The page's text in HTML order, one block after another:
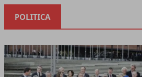
POLITICA